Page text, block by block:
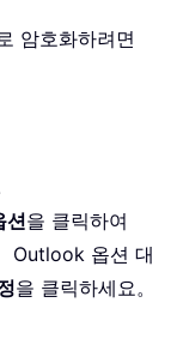
암호화하려면
션을 클릭하여
Outlook 옵션 대
을 클릭하세요。